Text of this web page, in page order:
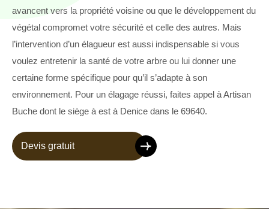
avancent vers la propriété voisine ou que le développement du
végétal compromet votre sécurité et celle des autres. Mais
l’intervention d’un élagueur est aussi indispensable si vous
voulez entretenir la santé de votre arbre ou lui donner une
certaine forme spécifique pour qu’il s’adapte à son
environnement. Pour un élagage réussi, faites appel à Artisan
Buche dont le siège à est à Denice dans le 69640.
Devis gratuit